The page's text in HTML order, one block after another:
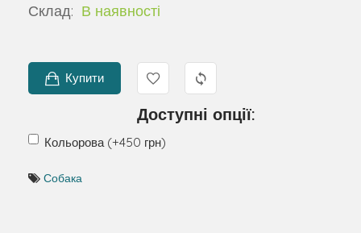
Склад: В наявності
Купити
Доступні опції:
Кольорова (+450 грн)
Собака